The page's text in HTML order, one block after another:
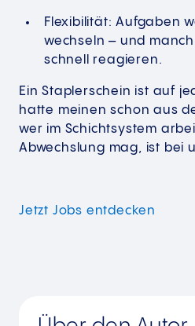
Flexibilität: Aufgaben
wechseln – und
schnell reagieren.
Ein Staplerschein ist auf
hatte meinen schon aus
wer im Schichtsystem
Abwechslung mag, ist bei
Jetzt Jobs entdecken